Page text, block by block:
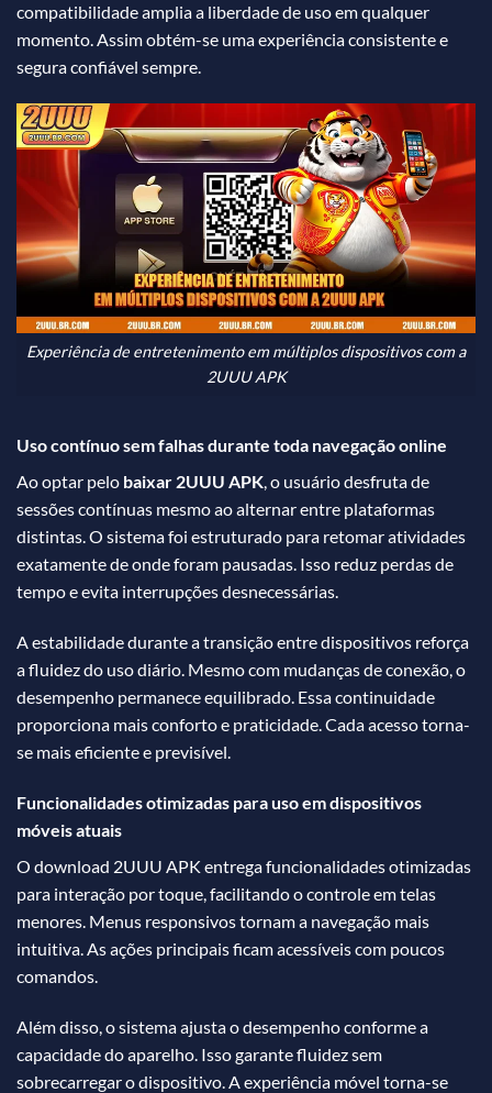
compatibilidade amplia a liberdade de uso em qualquer
momento. Assim obtém-se uma experiência consistente e
segura confiável sempre.
Experiência de entretenimento em múltiplos dispositivos com a
2UUU APK
Uso contínuo sem falhas durante toda navegação online
Ao optar pelo baixar 2UUU APK, o usuário desfruta de
sessões contínuas mesmo ao alternar entre plataformas
distintas. O sistema foi estruturado para retomar atividades
exatamente de onde foram pausadas. Isso reduz perdas de
tempo e evita interrupções desnecessárias.
A estabilidade durante a transição entre dispositivos reforça
a fluidez do uso diário. Mesmo com mudanças de conexão, o
desempenho permanece equilibrado. Essa continuidade
proporciona mais conforto e praticidade. Cada acesso torna-
se mais eficiente e previsível.
Funcionalidades otimizadas para uso em dispositivos
móveis atuais
O download 2UUU APK entrega funcionalidades otimizadas
para interação por toque, facilitando o controle em telas
menores. Menus responsivos tornam a navegação mais
intuitiva. As ações principais ficam acessíveis com poucos
comandos.
Além disso, o sistema ajusta o desempenho conforme a
capacidade do aparelho. Isso garante fluidez sem
sobrecarregar o dispositivo. A experiência móvel torna-se